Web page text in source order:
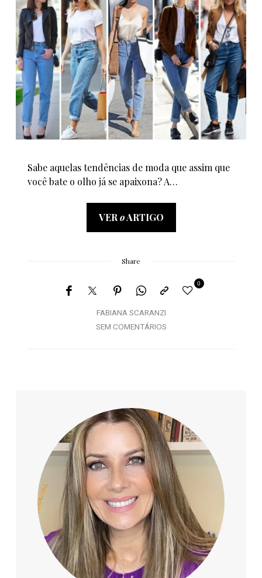
Sabe aquelas tendências de moda que assim que
você bate o olho já se apaixona? A…
VER oARTIGO
Share
FABIANA SCARANZI
0
SEM COMENTÁRIOS